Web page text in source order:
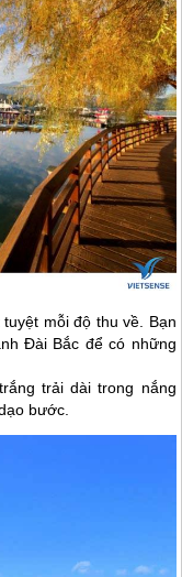
mỗi độ thu về. Bạn
Đài Bắc để có những
trải dài trong nắng
bước.